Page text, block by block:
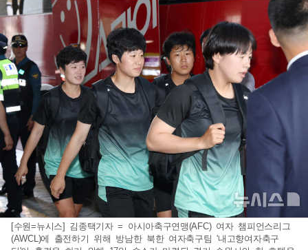
[수원=뉴시스] 김종택기자 = 아시아축구연맹(AFC) 여자 챔피언스리그
(AWCL)에 출전하기 위해 방남한 북한 여자축구팀 '내고향여자축구